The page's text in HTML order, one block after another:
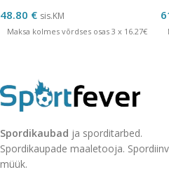
48.80 € sis.KM
Maksa kolmes võrdses osas 3 x 16.27€
Spordikaubad ja sporditarbed.
Spordikaupade maaletooja.
müük.